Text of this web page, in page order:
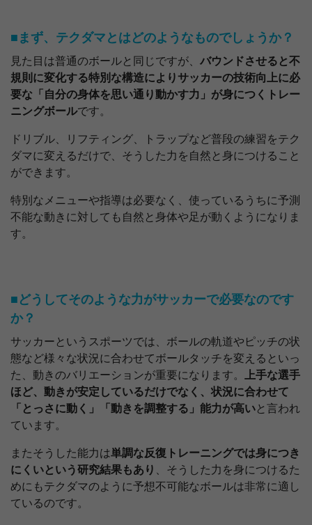
■まず、テクダマとはどのようなものでしょうか？
見た目は普通のボールと同じですが、 バウンドさせると不
規則に変化する特別な構造によりサッカーの技術向上に必
要な「自分の身体を思い通り動かす力」が身につくトレー
ニングボールです。
ドリブル、リフティング、トラップなど普段の練習をテク
ダマに変えるだけで、そうした力を自然と身につけること
ができます。
特別なメニューや指導は必要なく、使っているうちに予測
不能な動きに対しても自然と身体や足が動くようになりま
す。
■どうしてそのような力がサッカーで必要なのです
か？
サッカーというスポーツでは、ボールの軌道やピッチの状
態など様々な状況に合わせてボールタッチを変えるといっ
た、動きのバリエーションが重要になります。
上手な選手
ほど、動きが安定しているだけでなく、状況に合わせて
「とっさに動く」「動きを調整する」能力が高いと言われ
ています。
またそうした能力は単調な反復トレーニングでは身につき
にくいという研究結果もあり
、そうした力を身につけるた
めにもテクダマのように予想不可能なボールは非常に適し
ているのです。